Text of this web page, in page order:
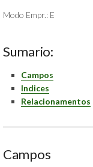
Modo Empr.: E
Sumario:
Campos
Indices
Relacionamentos
Campos